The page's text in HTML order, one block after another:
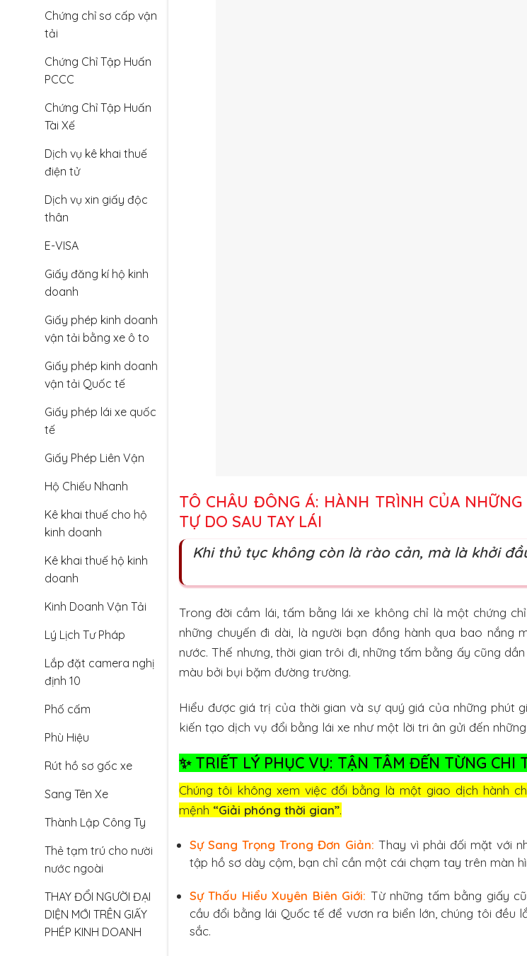
Chứng chỉ sơ cấp vận
tải
Chứng Chỉ Tập Huấn
PCCC
Chứng Chỉ Tập Huấn
Tài Xế
Dịch vụ kê khai thuế
điện tử
Dịch vụ xin giấy độc
thân
E-VISA
Giấy đăng kí hộ kinh
doanh
Giấy phép kinh doanh
vận tải bằng xe ô to
Giấy phép kinh doanh
vận tải Quốc tế
Giấy phép lái xe quốc
tế
Giấy Phép Liên Vận
Hộ Chiếu Nhanh
Kê khai thuế cho hộ
kinh doanh
Kê khai thuế hộ kinh
doanh
Kinh Doanh Vận Tải
Lý Lịch Tư Pháp
Lắp đặt camera nghị
định 10
Phố cấm
Phù Hiệu
Rút hồ sơ gốc xe
Sang Tên Xe
Thành Lập Công Ty
Thẻ tạm trú cho nười
nước ngoài
THAY ĐỔI NGƯỜI ĐẠI
DIỆN MỚI TRÊN GIẤY
PHÉP KINH DOANH
TÔ CHÂU ĐÔNG Á: HÀNH TRÌNH CỦA
TỰ DO SAU TAY LÁI
Khi thủ tục không còn là rào cản, mà là khởi
Trong đời cầm lái, tấm bằng lái xe không chỉ là một chứng
những chuyến đi dài, là người bạn đồng hành qua bao nắng
nước. Thế nhưng, thời gian trôi đi, những tấm bằng ấy cũng
màu bởi bụi bặm đường trường.
Hiểu được giá trị của thời gian và sự quý giá của những phút
kiến tạo dịch vụ đổi bằng lái xe như một lời tri ân gửi đến
✨ TRIẾT LÝ PHỤC VỤ: TẬN TÂM ĐẾN TỪNG CHI
Chúng tôi không xem việc đổi bằng là một giao dịch hành
mệnh “Giải phóng thời gian”.
Sự Sang Trọng Trong Đơn Giản: Thay vì phải đối mặt với
tập hồ sơ dày cộm, bạn chỉ cần một cái chạm tay trên màn
Sự Thấu Hiểu Xuyên Biên Giới: Từ những tấm bằng giấy
cầu đổi bằng lái Quốc tế để vươn ra biển lớn, chúng tôi đều
sắc.